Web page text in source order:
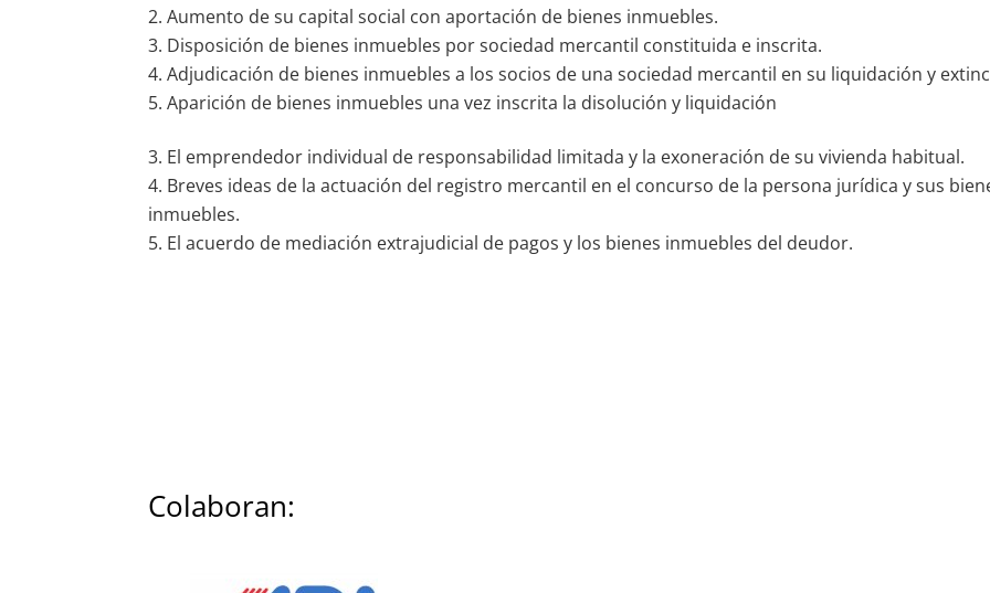
Aumento de su capital social con aportación de bienes inmuebles.
Disposición de bienes inmuebles por sociedad mercantil constituida e inscrita.
Adjudicación de bienes inmuebles a los socios de una sociedad mercantil en su liquidación y
Aparición de bienes inmuebles una vez inscrita la disolución y liquidación
El emprendedor individual de responsabilidad limitada y la exoneración de su vivienda habitual.
Breves ideas de la actuación del registro mercantil en el concurso de la persona jurídica y sus
inmuebles.
El acuerdo de mediación extrajudicial de pagos y los bienes inmuebles del deudor.
Colaboran: